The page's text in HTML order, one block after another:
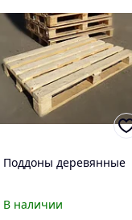
Поддоны деревянные
В наличии